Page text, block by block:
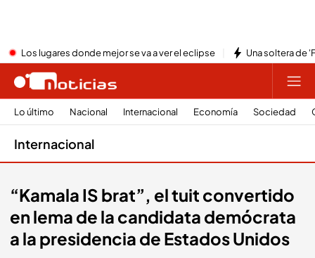
Los lugares donde mejor se va a ver el eclipse Una soltera de
Lo último Nacional Internacional Economía Sociedad
Internacional
“Kamala IS brat”, el tuit convertido
en lema de la candidata demócrata
a la presidencia de Estados Unidos